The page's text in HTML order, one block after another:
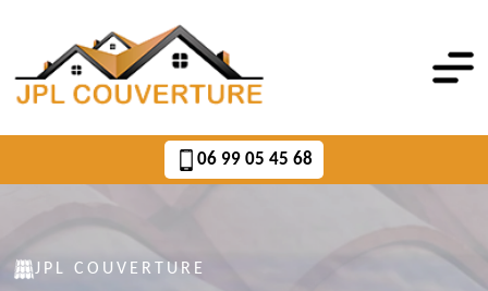
06 99 05 45 68
JPL COUVERTURE